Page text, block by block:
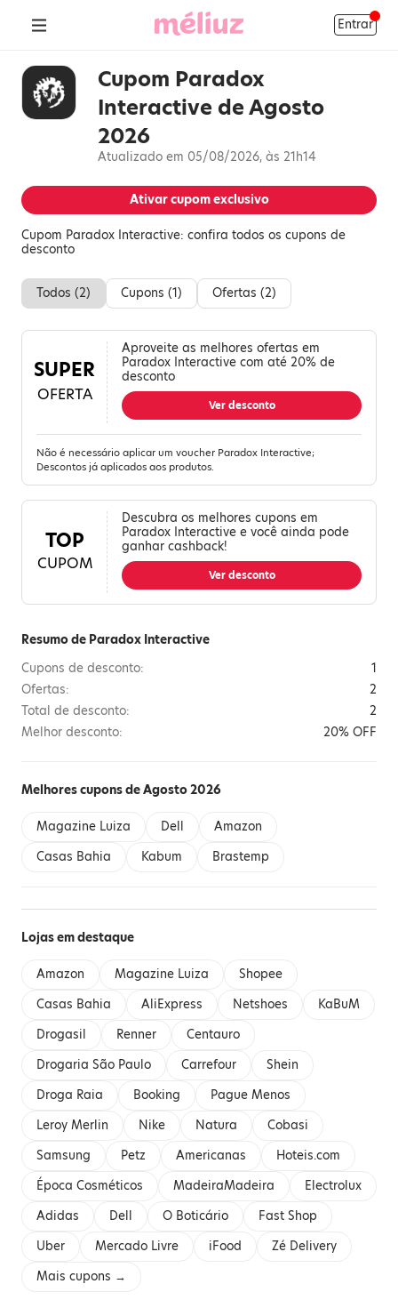
Entrar
Cupom Paradox
Interactive de Agosto
2026
Atualizado em 05/08/2026, às 21h14
Ativar cupom exclusivo
Cupom Paradox Interactive: confira todos os cupons de
desconto
Todos (2) Cupons (1) Ofertas (2)
SUPER
OFERTA
Aproveite as melhores ofertas em
Paradox Interactive com até 20% de
desconto
Ver desconto
Não é necessário aplicar um voucher Paradox Interactive;
Descontos já aplicados aos produtos.
TOP
CUPOM
Descubra os melhores cupons em
Paradox Interactive e você ainda pode
ganhar cashback!
Ver desconto
Resumo de Paradox Interactive
Cupons de desconto:
1
Ofertas:
2
Total de desconto:
2
Melhor desconto:
20% OFF
Melhores cupons de Agosto 2026
Magazine Luiza Dell
Amazon
Casas Bahia
Kabum Brastemp
Lojas em destaque
Amazon Magazine Luiza
Shopee
Casas Bahia
AliExpress Netshoes
KaBuM
Drogasil
Renner
Centauro
Drogaria São Paulo
Carrefour
Shein
Droga Raia
Booking
Pague Menos
Leroy Merlin
Nike Natura
Cobasi
Samsung
Petz Americanas
Hoteis.com
Época Cosméticos
MadeiraMadeira
Electrolux
Adidas
Dell O Boticário
Fast Shop
Uber
Mercado Livre iFood
Zé Delivery
Mais cupons →